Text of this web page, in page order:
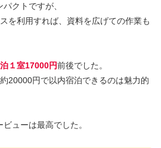
クトですが、
を利用すれば、資料を広げての作業も
１室17000円前後でした。
20000円で以内宿泊できるのは魅力的
ューは最高でした。